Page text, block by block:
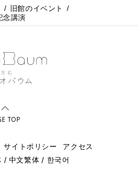
旧館のイベント
講演
中文繁体 한국어
サイトポリシー アクセス
TOP